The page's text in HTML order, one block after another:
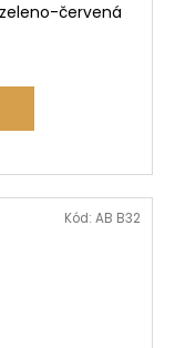
červená
Kód: AB B32